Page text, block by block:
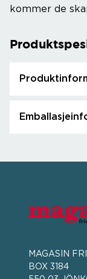
kommer de
MAGASIN
BOX 3184